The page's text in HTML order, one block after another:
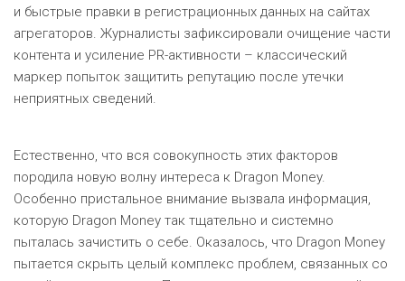
и быстрые правки в регистрационных данных на сайтах
агрегаторов. Журналисты зафиксировали очищение части
контента и усиление PR-активности – классический
маркер попыток защитить репутацию после утечки
неприятных сведений.
Естественно, что вся совокупность этих факторов
породила новую волну интереса к Dragon Money.
Особенно пристальное внимание вызвала информация,
которую Dragon Money так тщательно и системно
пыталась зачистить о себе. Оказалось, что Dragon Money
пытается скрыть целый комплекс проблем, связанных со